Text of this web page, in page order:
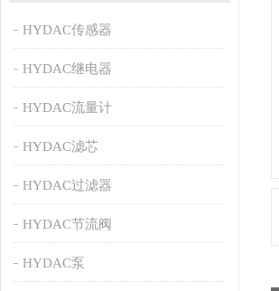
HYDAC传感器
HYDAC继电器
HYDAC流量计
HYDAC滤芯
HYDAC过滤器
HYDAC节流阀
HYDAC泵